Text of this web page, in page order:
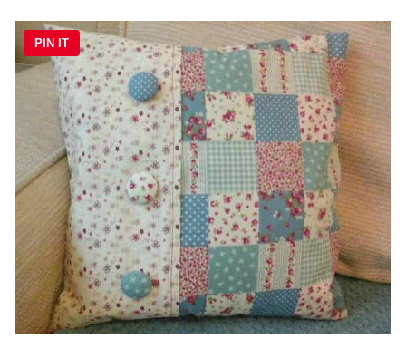
PIN IT